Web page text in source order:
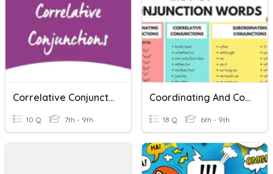
Correlative Conjunctions
10 Q 7th - 9th
Coordinating And Correlative Conjunctions
18 Q 6th - 9th